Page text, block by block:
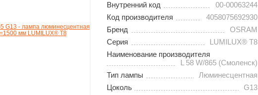
Внутренний код
00-00063244
Код производителя
4058075692930
Бренд
OSRAM
Серия
LUMILUX® T8
Наименование производителя
L 58 W/865 (Смоленск)
Тип лампы
Люминесцентная
Цоколь
G13